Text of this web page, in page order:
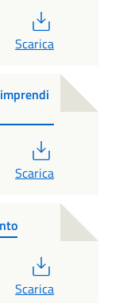
Scarica
Scarica
Scarica